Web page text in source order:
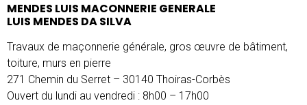
MENDES LUIS MACONNERIE GENERALE
LUIS MENDES DA SILVA
Travaux de maçonnerie générale, gros œuvre de bâtiment,
toiture, murs en pierre
271 Chemin du Serret – 30140 Thoiras-Corbès
Ouvert du lundi au vendredi : 8h00 – 17h00